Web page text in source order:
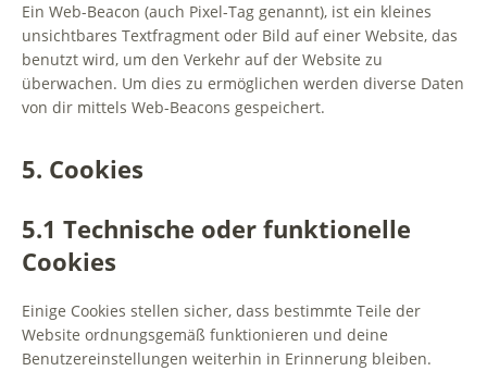
Ein Web-Beacon (auch Pixel-Tag genannt), ist ein kleines
unsichtbares Textfragment oder Bild auf einer Website, das
benutzt wird, um den Verkehr auf der Website zu
überwachen. Um dies zu ermöglichen werden diverse Daten
von dir mittels Web-Beacons gespeichert.
5. Cookies
5.1 Technische oder funktionelle
Cookies
Einige Cookies stellen sicher, dass bestimmte Teile der
Website ordnungsgemäß funktionieren und deine
Benutzereinstellungen weiterhin in Erinnerung bleiben.